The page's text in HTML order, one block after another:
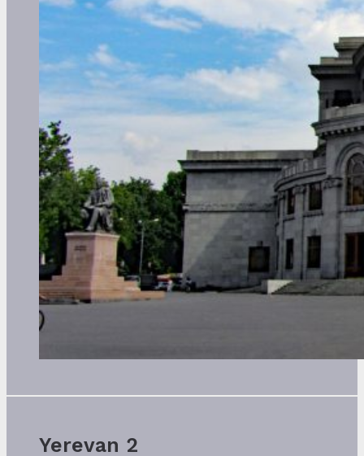
Yerevan 2